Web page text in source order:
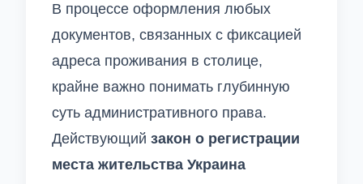
В процессе оформления любых
документов, связанных с фиксацией
адреса проживания в столице,
крайне важно понимать глубинную
суть административного права.
Действующий закон о регистрации
места жительства Украина